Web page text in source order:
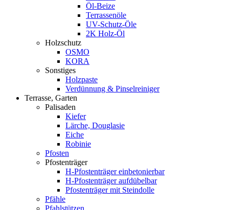
Öl-Beize
Terrassenöle
UV-Schutz-Öle
2K Holz-Öl
Holzschutz
OSMO
KORA
Sonstiges
Holzpaste
Verdünnung & Pinselreiniger
Terrasse, Garten
Palisaden
Kiefer
Lärche, Douglasie
Eiche
Robinie
Pfosten
Pfostenträger
H-Pfostenträger einbetonierbar
H-Pfostenträger aufdübelbar
Pfostenträger mit Steindolle
Pfähle
Pfahlstützen